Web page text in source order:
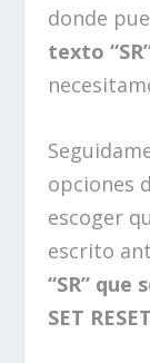
donde
texto
opciones
escoger
escrito
“SR” que
SET RESET